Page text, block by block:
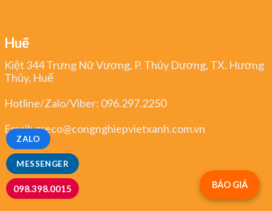
MESSENGER
ZALO
098.398.0015
Huế
Kiệt 344 Trưng Nữ Vương, P. Thủy Dương, TX. Hương
Thủy, Huế
Hotline/Zalo/Viber: 096.297.2250
Email:greco@congnghiepvietxanh.com.vn
BÁO GIÁ